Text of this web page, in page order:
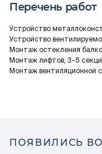
Перечень работ
Устройство
Устройство
Монтаж остекления
Монтаж лифтов, 3-5
Монтаж вентиляционной
ПОЯВИЛИСЬ